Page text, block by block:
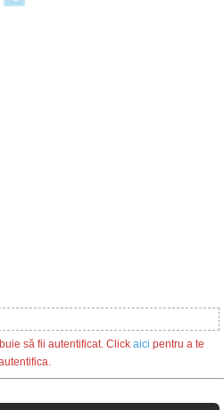
să fii autentificat. Click aici pentru a te